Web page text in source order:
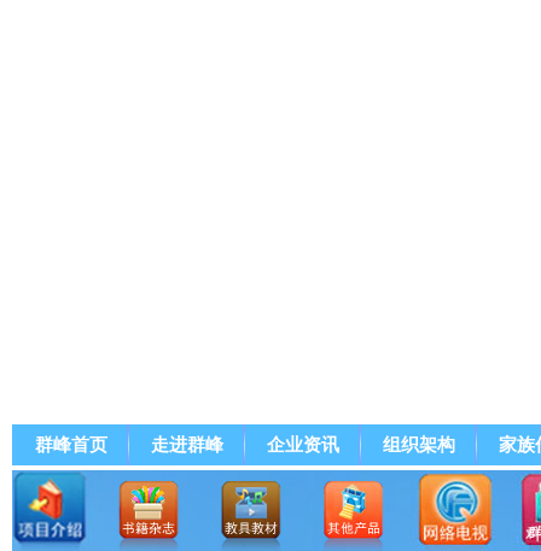
群峰首页 走进群峰 企业资讯 组织架构 家族
群峰直播